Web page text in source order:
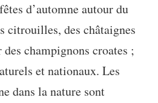
d’automne autour du
citrouilles, des châtaignes
champignons croates ;
et nationaux. Les
dans la nature sont